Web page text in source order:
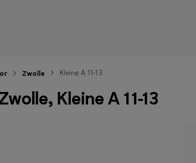
Zwolle Kleine A 11-13
Kleine A 11-13